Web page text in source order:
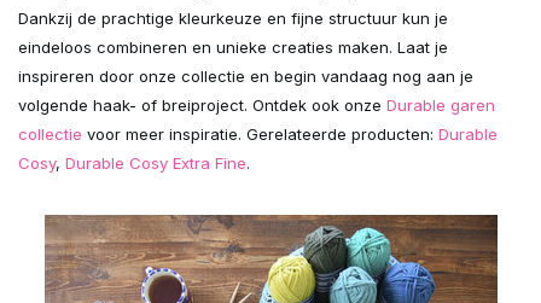
Dankzij de prachtige kleurkeuze en fijne structuur kun je
eindeloos combineren en unieke creaties maken. Laat je
inspireren door onze collectie en begin vandaag nog aan je
volgende haak- of breiproject. Ontdek ook onze Durable garen
collectie voor meer inspiratie. Gerelateerde producten: Durable
Cosy, Durable Cosy Extra Fine.